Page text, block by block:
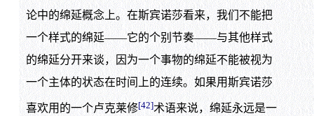
论中的绵延概念上。在斯宾诺莎看来，我们不能把
一个样式的绵延——它的个别节奏——与其他样式
的绵延分开来谈，因为一个事物的绵延不能被视为
一个主体的状态在时间上的连续。如果用斯宾诺莎
喜欢用的一个卢克莱修[42]术语来说，绵延永远是一